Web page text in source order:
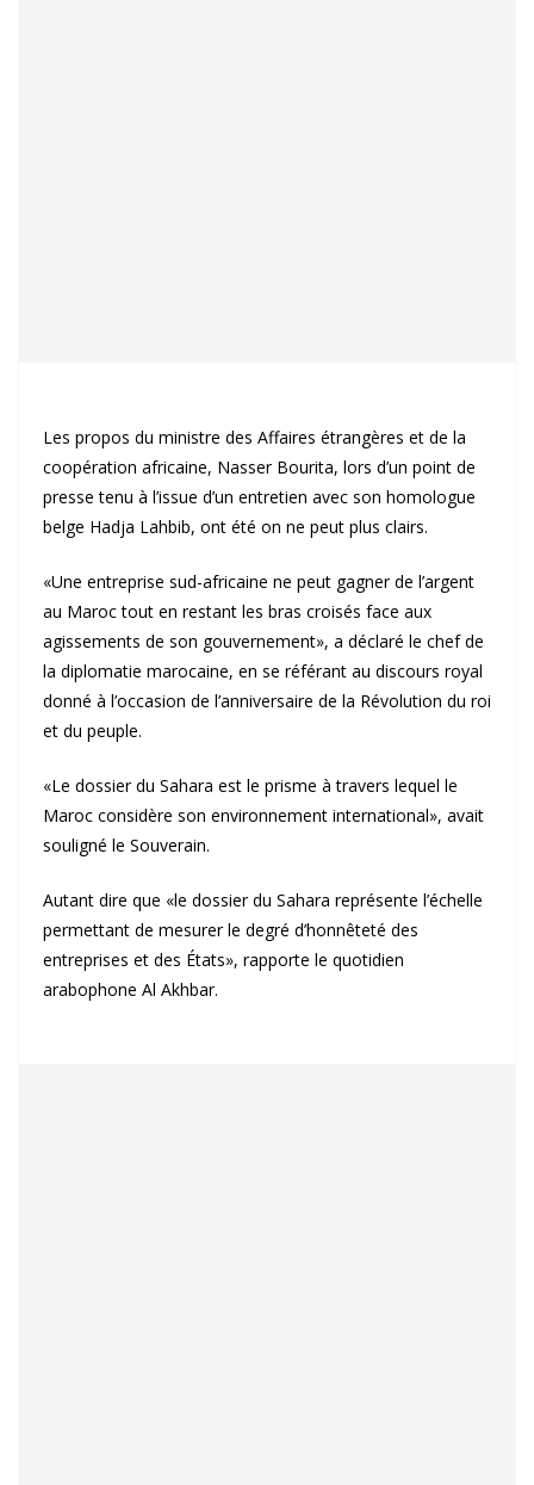
Les propos du ministre des Affaires étrangères et de la
coopération africaine, Nasser Bourita, lors d’un point de
presse tenu à l’issue d’un entretien avec son homologue
belge Hadja Lahbib, ont été on ne peut plus clairs.
«Une entreprise sud-africaine ne peut gagner de l’argent
au Maroc tout en restant les bras croisés face aux
agissements de son gouvernement», a déclaré le chef de
la diplomatie marocaine, en se référant au discours royal
donné à l’occasion de l’anniversaire de la Révolution du roi
et du peuple.
«Le dossier du Sahara est le prisme à travers lequel le
Maroc considère son environnement international», avait
souligné le Souverain.
Autant dire que «le dossier du Sahara représente l’échelle
permettant de mesurer le degré d’honnêteté des
entreprises et des États», rapporte le quotidien
arabophone Al Akhbar.